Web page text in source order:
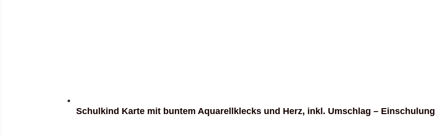
Schulkind Karte mit buntem Aquarellklecks und Herz, inkl. Umschlag – Einschulung